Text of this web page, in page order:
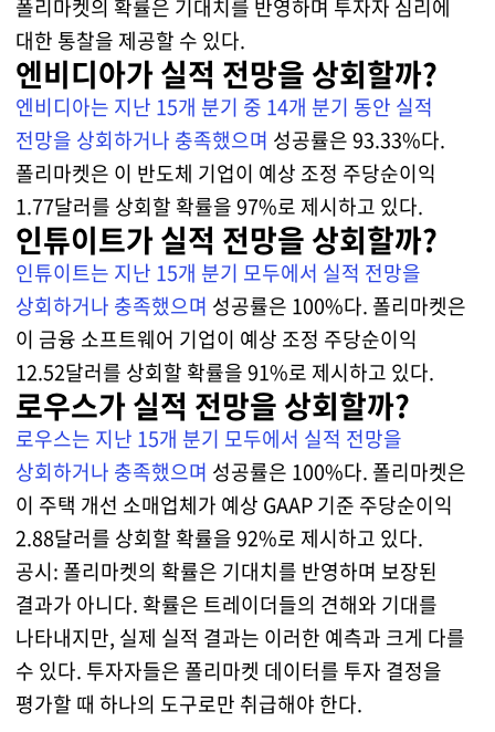
폴리마켓의 확률은 기대치를 반영하며 투자자 심리에
대한 통찰을 제공할 수 있다.
엔비디아가 실적 전망을 상회할까?
엔비디아는 지난 15개 분기 중 14개 분기 동안 실적
전망을 상회하거나 충족했으며 성공률은 93.33%다.
폴리마켓은 이 반도체 기업이 예상 조정 주당순이익
1.77달러를 상회할 확률을 97%로 제시하고 있다.
인튜이트가 실적 전망을 상회할까?
인튜이트는 지난 15개 분기 모두에서 실적 전망을
상회하거나 충족했으며 성공률은 100%다. 폴리마켓은
이 금융 소프트웨어 기업이 예상 조정 주당순이익
12.52달러를 상회할 확률을 91%로 제시하고 있다.
로우스가 실적 전망을 상회할까?
로우스는 지난 15개 분기 모두에서 실적 전망을
상회하거나 충족했으며 성공률은 100%다. 폴리마켓은
이 주택 개선 소매업체가 예상 GAAP 기준 주당순이익
2.88달러를 상회할 확률을 92%로 제시하고 있다.
공시: 폴리마켓의 확률은 기대치를 반영하며 보장된
결과가 아니다. 확률은 트레이더들의 견해와 기대를
나타내지만, 실제 실적 결과는 이러한 예측과 크게 다를
수 있다. 투자자들은 폴리마켓 데이터를 투자 결정을
평가할 때 하나의 도구로만 취급해야 한다.